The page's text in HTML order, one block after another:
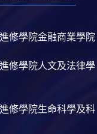
修學院金融商業學院
修學院人文及法律學
修學院生命科學及科